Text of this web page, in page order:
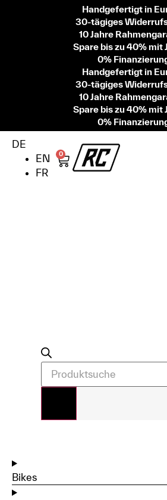
Handgefertigt in
30-tägiges
10 Jahre
Spare bis zu 40% mit
0%
Handgefertigt in
30-tägiges
10 Jahre
Spare bis zu 40% mit
0%
DE
EN
FR
0
Bikes